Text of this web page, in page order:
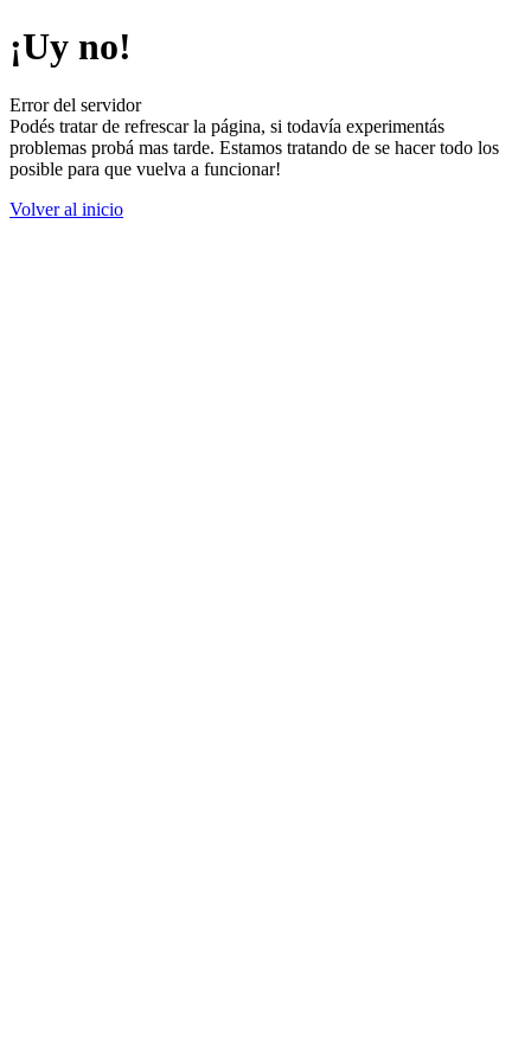
¡Uy no!
Error del servidor
Podés tratar de refrescar la página, si todavía experimentás
problemas probá mas tarde. Estamos tratando de se hacer todo los
posible para que vuelva a funcionar!
Volver al inicio